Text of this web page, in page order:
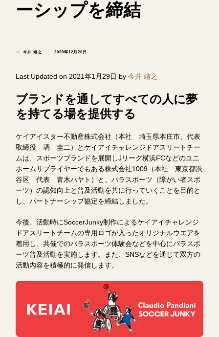
ーシップを締結
by 今井 靖之 2020年12月20日
Last Updated on 2021年1月29日 by 今井 靖之
ブランドを通してすべての人に夢
を持てる場を提供する
ケイアイスター不動産株式会社（本社 埼玉県本庄市、代表
取締役 塙 圭二）とケイアイチャレンジドアスリートチー
ムは、スポーツブランドを展開しJリーグ横浜FCなどのユニ
ホームサプライヤーでもある株式会社1009（本社 東京都渋
谷区 代表 青木ハヤト）と、パラスポーツ（障がい者スポ
ーツ）の認知向上と普及活動を共に行っていくことを目的と
し、パートナーシップ協定を締結しました。
今後、活動時にSoccerJunky制作によるケイアイチャレンジ
ドアスリートチームの専用ロゴが入ったオリジナルウエアを
着用し、共催でのパラスポーツ体験会などを中心にパラスポ
ーツ普及活動を実施します。また、SNSなどを通じて双方の
活動内容を積極的に発信します。